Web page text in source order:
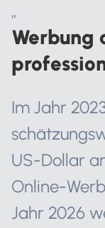
„
Werbung
Im Jahr
US-Dollar
Online-
Jahr 2026